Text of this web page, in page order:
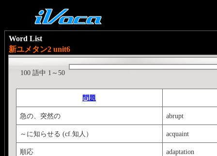
Word List
新ユメタン2 unit6
100 語中 1～50
問題
急の、突然の abrupt
～に知らせる (cf.知人） acquaint
順応 adaptation